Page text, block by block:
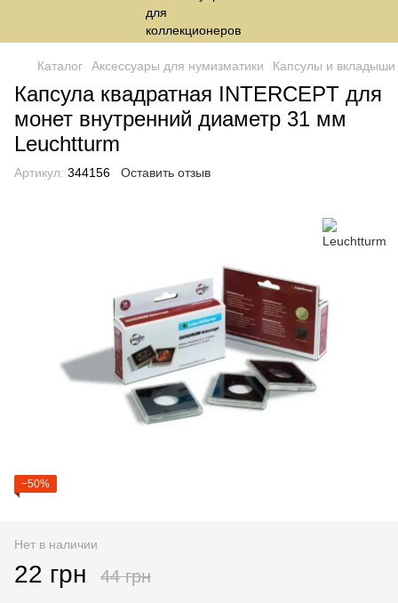
Каталог Аксессуары для нумизматики Капсулы и
Капсула квадратная INTERCEPT для
монет внутренний диаметр 31 мм
Leuchtturm
Артикул: 344156 Оставить отзыв
−50%
Нет в наличии
22 грн 44 грн